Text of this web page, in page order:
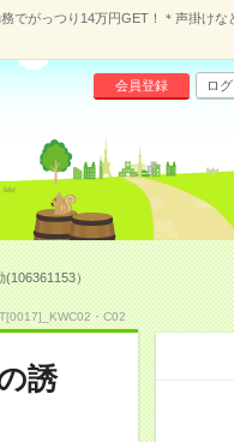
でがっつり14万円GET！＊声掛け
会員登録 ロ
(106361153）
・C02
誘